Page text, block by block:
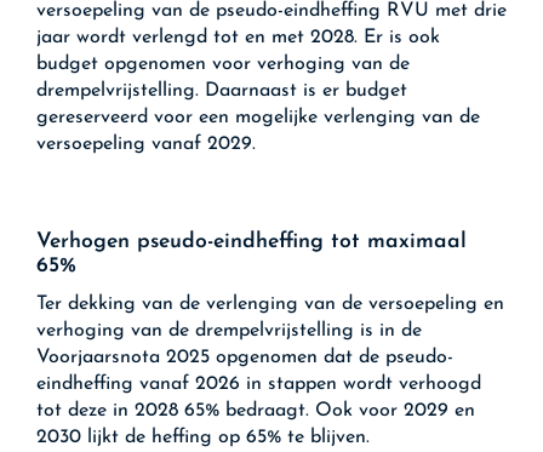
versoepeling van de pseudo-eindheffing RVU met drie
jaar wordt verlengd tot en met 2028. Er is ook
budget opgenomen voor verhoging van de
drempelvrijstelling. Daarnaast is er budget
gereserveerd voor een mogelijke verlenging van de
versoepeling vanaf 2029.
Verhogen pseudo-eindheffing tot maximaal
65%
Ter dekking van de verlenging van de versoepeling en
verhoging van de drempelvrijstelling is in de
Voorjaarsnota 2025 opgenomen dat de pseudo-
eindheffing vanaf 2026 in stappen wordt verhoogd
tot deze in 2028 65% bedraagt. Ook voor 2029 en
2030 lijkt de heffing op 65% te blijven.